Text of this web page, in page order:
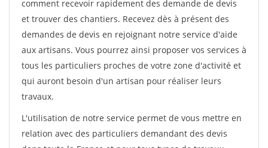
comment recevoir rapidement des demande de devis
et trouver des chantiers. Recevez dès à présent des
demandes de devis en rejoignant notre service d'aide
aux artisans. Vous pourrez ainsi proposer vos services à
tous les particuliers proches de votre zone d'activité et
qui auront besoin d'un artisan pour réaliser leurs
travaux.
L'utilisation de notre service permet de vous mettre en
relation avec des particuliers demandant des devis